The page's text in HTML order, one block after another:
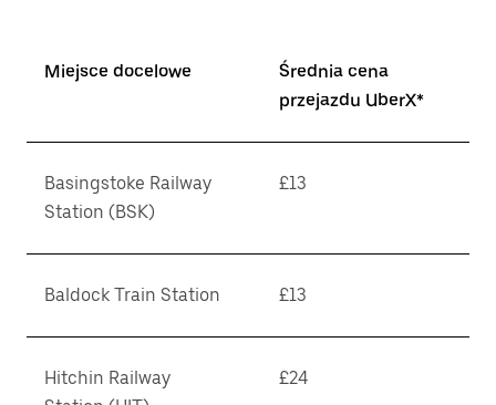
Miejsce docelowe
Średnia cena
przejazdu UberX*
Basingstoke Railway
Station (BSK)
£13
Baldock Train Station £13
Hitchin Railway
£24